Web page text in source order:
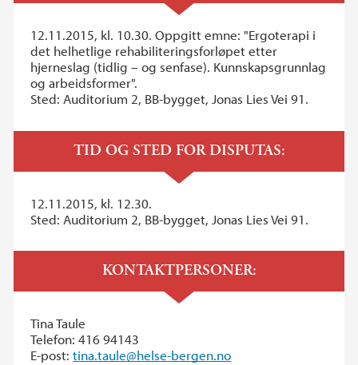
12.11.2015, kl. 10.30. Oppgitt emne: "Ergoterapi i
det helhetlige rehabiliteringsforløpet etter
hjerneslag (tidlig – og senfase). Kunnskapsgrunnlag
og arbeidsformer".
Sted: Auditorium 2, BB-bygget, Jonas Lies Vei 91.
TID OG STED FOR DISPUTAS:
12.11.2015, kl. 12.30.
Sted: Auditorium 2, BB-bygget, Jonas Lies Vei 91.
KONTAKTPERSONER:
Tina Taule
Telefon: 416 94143
E-post:tina.taule@helse-bergen.no